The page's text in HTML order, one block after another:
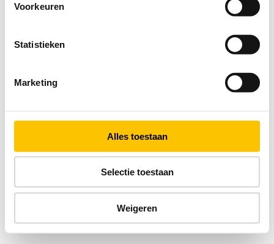
Voorkeuren
Statistieken
Marketing
Alles toestaan
Selectie toestaan
Weigeren